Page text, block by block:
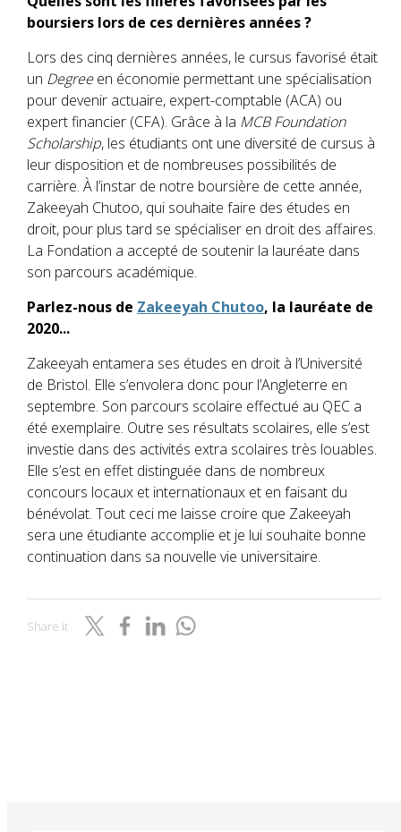
boursiers lors de ces dernières années ?
Lors des cinq dernières années, le cursus favorisé était
un Degreeen économie permettant une spécialisation
pour devenir actuaire, expert-comptable (ACA) ou
expert financier (CFA). Grâce à la MCB Foundation
Scholarship, les étudiants ont une diversité de cursus à
leur disposition et de nombreuses possibilités de
carrière. À l’instar de notre boursière de cette année,
Zakeeyah Chutoo, qui souhaite faire des études en
droit, pour plus tard se spécialiser en droit des affaires.
La Fondation a accepté de soutenir la lauréate dans
son parcours académique.
Parlez-nous de Zakeeyah Chutoo, la lauréate de
2020...
Zakeeyah entamera ses études en droit à l’Université
de Bristol. Elle s’envolera donc pour l’Angleterre en
septembre. Son parcours scolaire effectué au QEC a
été exemplaire. Outre ses résultats scolaires, elle s’est
investie dans des activités extra scolaires très louables.
Elle s’est en effet distinguée dans de nombreux
concours locaux et internationaux et en faisant du
bénévolat. Tout ceci me laisse croire que Zakeeyah
sera une étudiante accomplie et je lui souhaite bonne
continuation dans sa nouvelle vie universitaire.
Share it